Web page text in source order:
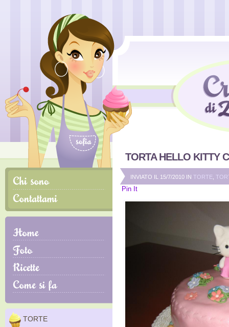
TORTE
TORTA HELLO KITTY
INVIATO IL 15/7/2010 IN TORTE
Pin It